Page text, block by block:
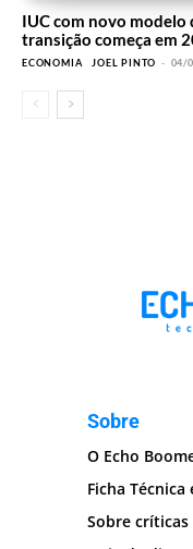
IUC com novo modelo
transição começa em
ECONOMIA JOEL PINTO - 04/
Sobre
O Echo
Ficha
Sobre críticas